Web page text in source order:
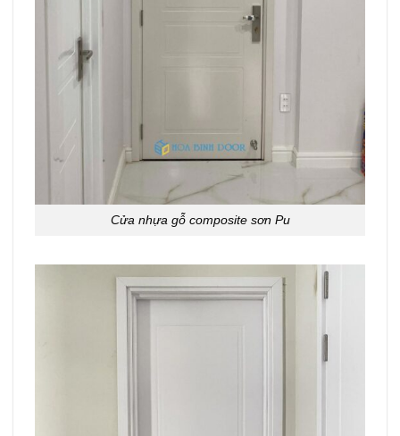
Cửa nhựa gỗ composite sơn Pu